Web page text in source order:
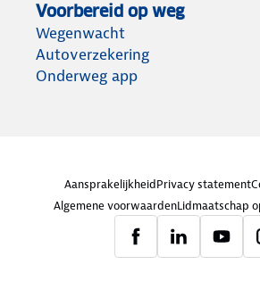
Voorbereid op weg
Wegenwacht
Autoverzekering
Onderweg app
AansprakelijkheidPrivacy statement
Algemene voorwaardenLidmaatschap